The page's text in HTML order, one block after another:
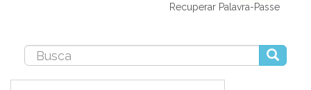
Recuperar Palavra-Passe